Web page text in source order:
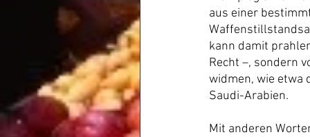
aus einer
kann damit
Recht –, sondern
widmen, wie etwa
Saudi-Arabien.
Mit anderen